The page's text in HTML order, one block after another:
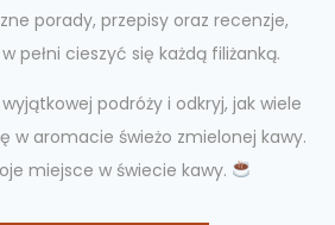
porady, przepisy oraz recenzje,
pełni cieszyć się każdą filiżanką.
podróży i odkryj, jak wiele
w aromacie świeżo zmielonej kawy.
miejsce w świecie kawy.